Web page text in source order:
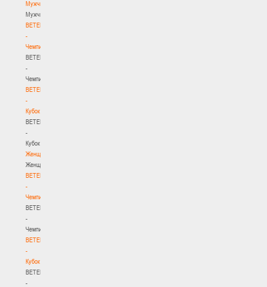
Мужчины
Мужчины
BETERA
-
Чемпионат
BETERA
-
Чемпионат
BETERA
-
Кубок
BETERA
-
Кубок
Женщины
Женщины
BETERA
-
Чемпионат
BETERA
-
Чемпионат
BETERA
-
Кубок
BETERA
-